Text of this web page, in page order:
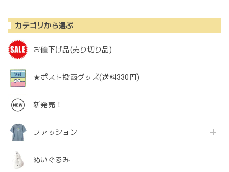
カテゴリから選ぶ
お値下げ品(売り切り品)
★ポスト投函グッズ(送料330円)
新発売！
ファッション
ぬいぐるみ